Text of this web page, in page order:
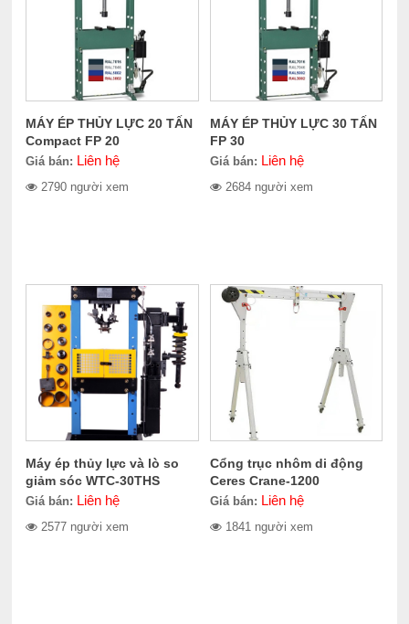
MÁY ÉP THỦY LỰC 20 TẤN
Compact FP 20
Giá bán: Liên hệ
2790 người xem
MÁY ÉP THỦY LỰC 30 TẤN
FP 30
Giá bán: Liên hệ
2684 người xem
Máy ép thủy lực và lò so
giảm sóc WTC-30THS
Giá bán: Liên hệ
2577 người xem
Cổng trục nhôm di động
Ceres Crane-1200
Giá bán: Liên hệ
1841 người xem